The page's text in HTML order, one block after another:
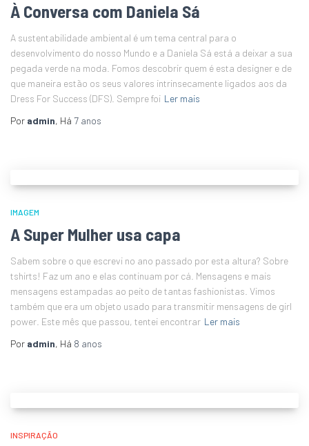
À Conversa com Daniela Sá
A sustentabilidade ambiental é um tema central para o
desenvolvimento do nosso Mundo e a Daniela Sá está a deixar a sua
pegada verde na moda. Fomos descobrir quem é esta designer e de
que maneira estão os seus valores intrinsecamente ligados aos da
Dress For Success (DFS). Sempre foi Ler mais
Por admin, Há 7 anos
IMAGEM
A Super Mulher usa capa
Sabem sobre o que escrevi no ano passado por esta altura? Sobre
tshirts! Faz um ano e elas continuam por cá. Mensagens e mais
mensagens estampadas ao peito de tantas fashionistas. Vimos
também que era um objeto usado para transmitir mensagens de girl
power. Este mês que passou, tentei encontrar Ler mais
Por admin, Há 8 anos
INSPIRAÇÃO